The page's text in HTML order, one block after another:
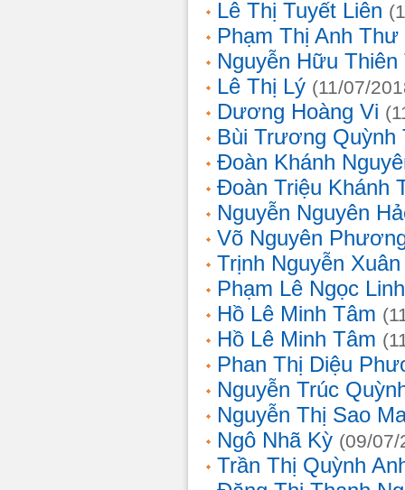
Lê Thị Tuyết Liên
Phạm Thị Anh Thư
Nguyễn Hữu Thiên
Lê Thị Lý (11/07/
Dương Hoàng Vi
Bùi Trương Quỳnh
Đoàn Khánh
Đoàn Triệu Khánh
Nguyễn Nguyên
Võ Nguyên
Trịnh Nguyễn
Phạm Lê Ngọc Linh
Hồ Lê Minh Tâm
Hồ Lê Minh Tâm
Phan Thị Diệu
Nguyễn Trúc
Nguyễn Thị Sao
Ngô Nhã Kỳ (09/07/
Trần Thị Quỳnh